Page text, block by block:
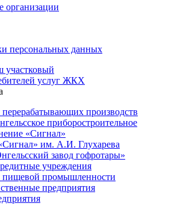
организации
персональных данных
производств
приборостроительное
«Сигнал»
им. А.И. Глухарева
завод гофротары»
учреждения
пищевой промышленности
предприятия